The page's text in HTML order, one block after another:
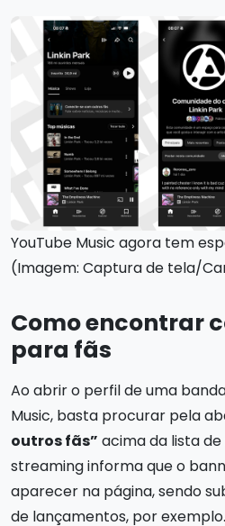
YouTube Music agora tem
(Imagem: Captura de tela/
Como encontrar
para fãs
Ao abrir o perfil de uma
Music, basta procurar pela
outros fãs” acima da lista de
streaming informa que o
aparecer na página, sendo
de lançamentos, por exemplo.